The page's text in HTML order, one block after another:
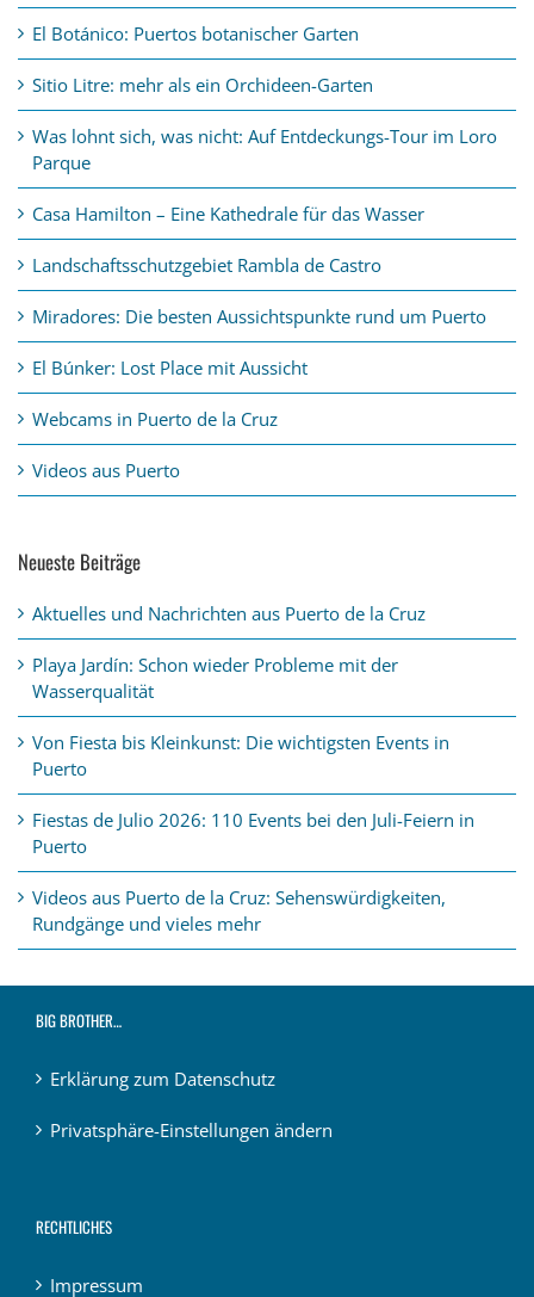
El Botánico: Puertos botanischer Garten
Sitio Litre: mehr als ein Orchideen-Garten
Was lohnt sich, was nicht: Auf Entdeckungs-Tour im Loro
Parque
Casa Hamilton – Eine Kathedrale für das Wasser
Landschaftsschutzgebiet Rambla de Castro
Miradores: Die besten Aussichtspunkte rund um Puerto
El Búnker: Lost Place mit Aussicht
Webcams in Puerto de la Cruz
Videos aus Puerto
Neueste Beiträge
Aktuelles und Nachrichten aus Puerto de la Cruz
Playa Jardín: Schon wieder Probleme mit der
Wasserqualität
Von Fiesta bis Kleinkunst: Die wichtigsten Events in
Puerto
Fiestas de Julio 2026: 110 Events bei den Juli-Feiern in
Puerto
Videos aus Puerto de la Cruz: Sehenswürdigkeiten,
Rundgänge und vieles mehr
BIG BROTHER…
Erklärung zum Datenschutz
Privatsphäre-Einstellungen ändern
RECHTLICHES
Impressum